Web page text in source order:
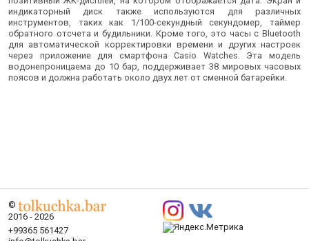
индикаторный диск также используются для различных
инструментов, таких как 1/100-секундный секундомер, таймер
обратного отсчета и будильники. Кроме того, это часы с Bluetooth
для автоматической корректировки времени и других настроек
через приложение для смартфона Casio Watches. Эта модель
водонепроницаема до 10 бар, поддерживает 38 мировых часовых
поясов и должна работать около двух лет от сменной батарейки.
©
2016 - 2026
+99365 561427